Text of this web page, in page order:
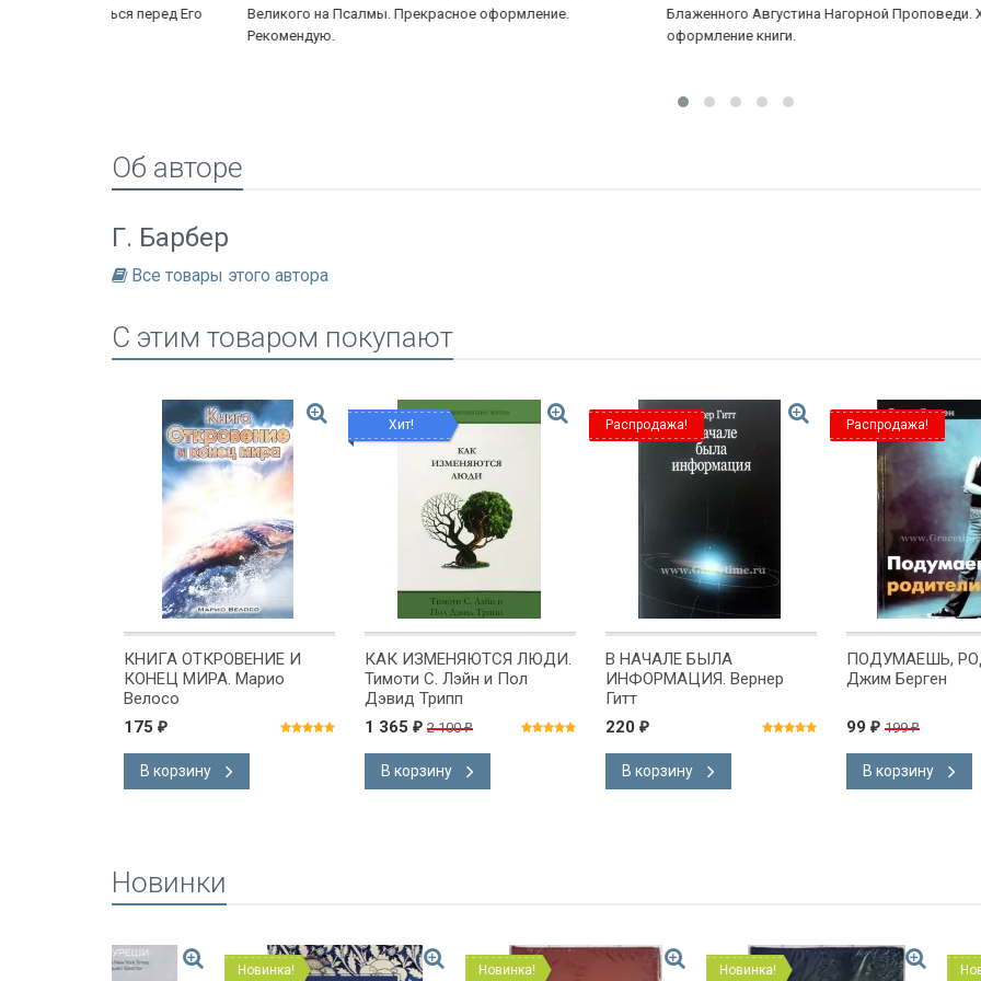
Великого на Псалмы. Прекрасное оформление.
Блаженного Августина Нагорной Проповеди. Хорошее
оформление книги.
Об авторе
Г. Барбер
Все товары этого автора
C этим товаром покупают
КНИГА ОТКРОВЕНИЕ И
КОНЕЦ МИРА. Марио
Велосо
175 ₽
В корзину
Хит!
КАК ИЗМЕНЯЮТСЯ ЛЮДИ.
Тимоти С. Лэйн и Пол
Дэвид Трипп
1 365 ₽ 2 100₽
В корзину
Распродажа!
В НАЧАЛЕ БЫЛА
ИНФОРМАЦИЯ. Вернер
Гитт
220 ₽
В корзину
Распродажа!
ПОДУМАЕШЬ,
Джим Берген
99 ₽ 199₽
В корзину
Новинки
Новинка! Новинка! Новинка! Новинка!